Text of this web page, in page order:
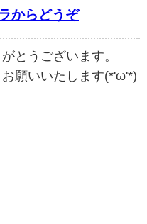
からどうぞ
とうございます。
願いいたします(*'ω'*)